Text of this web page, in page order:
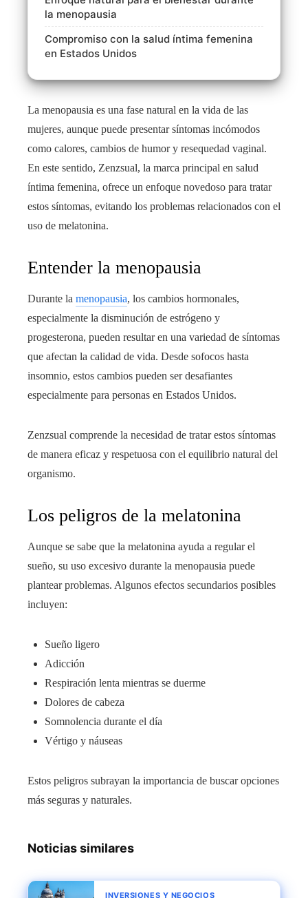
la menopausia
Compromiso con la salud íntima femenina
en Estados Unidos
La menopausia es una fase natural en la vida de las
mujeres, aunque puede presentar síntomas incómodos
como calores, cambios de humor y resequedad vaginal.
En este sentido, Zenzsual, la marca principal en salud
íntima femenina, ofrece un enfoque novedoso para tratar
estos síntomas, evitando los problemas relacionados con el
uso de melatonina.
Entender la menopausia
Durante la menopausia, los cambios hormonales,
especialmente la disminución de estrógeno y
progesterona, pueden resultar en una variedad de síntomas
que afectan la calidad de vida. Desde sofocos hasta
insomnio, estos cambios pueden ser desafiantes
especialmente para personas en Estados Unidos.
Zenzsual comprende la necesidad de tratar estos síntomas
de manera eficaz y respetuosa con el equilibrio natural del
organismo.
Los peligros de la melatonina
Aunque se sabe que la melatonina ayuda a regular el
sueño, su uso excesivo durante la menopausia puede
plantear problemas. Algunos efectos secundarios posibles
incluyen:
Sueño ligero
Adicción
Respiración lenta mientras se duerme
Dolores de cabeza
Somnolencia durante el día
Vértigo y náuseas
Estos peligros subrayan la importancia de buscar opciones
más seguras y naturales.
Noticias similares
INVERSIONES Y NEGOCIOS